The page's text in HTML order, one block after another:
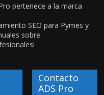
pertenece a la marca
SEO para Pymes y
sobre
Contacto
ADS Pro